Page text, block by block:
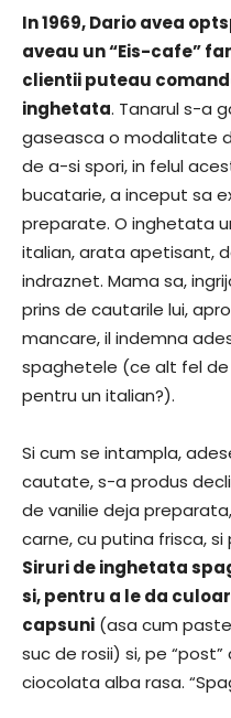
In 1969, Dario avea
aveau un “Eis-cafe”
clientii puteau
inghetata. Tanarul s-a
gaseasca o modalitate
de a-si spori, in felul
bucatarie, a inceput sa
preparate. O inghetata
italian, arata apetisant,
indraznet. Mama sa,
prins de cautarile lui,
mancare, il indemna
spaghetele (ce alt fel
pentru un italian?).
Si cum se intampla,
cautate, s-a produs
de vanilie deja
carne, cu putina frisca,
Siruri de inghetata
si, pentru a le da
capsuni (asa cum
suc de rosii) si, pe
ciocolata alba rasa.